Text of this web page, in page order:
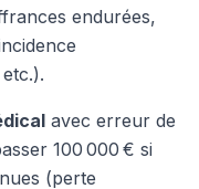
endurées,
avec erreur de
100 000 € si
(perte